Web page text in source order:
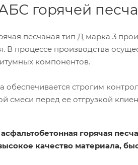
горячей
песчаная тип Д марка 3
В процессе производства
компонентов.
обеспечивается строгим
смеси перед ее отгрузкой
горячая
качество материала,